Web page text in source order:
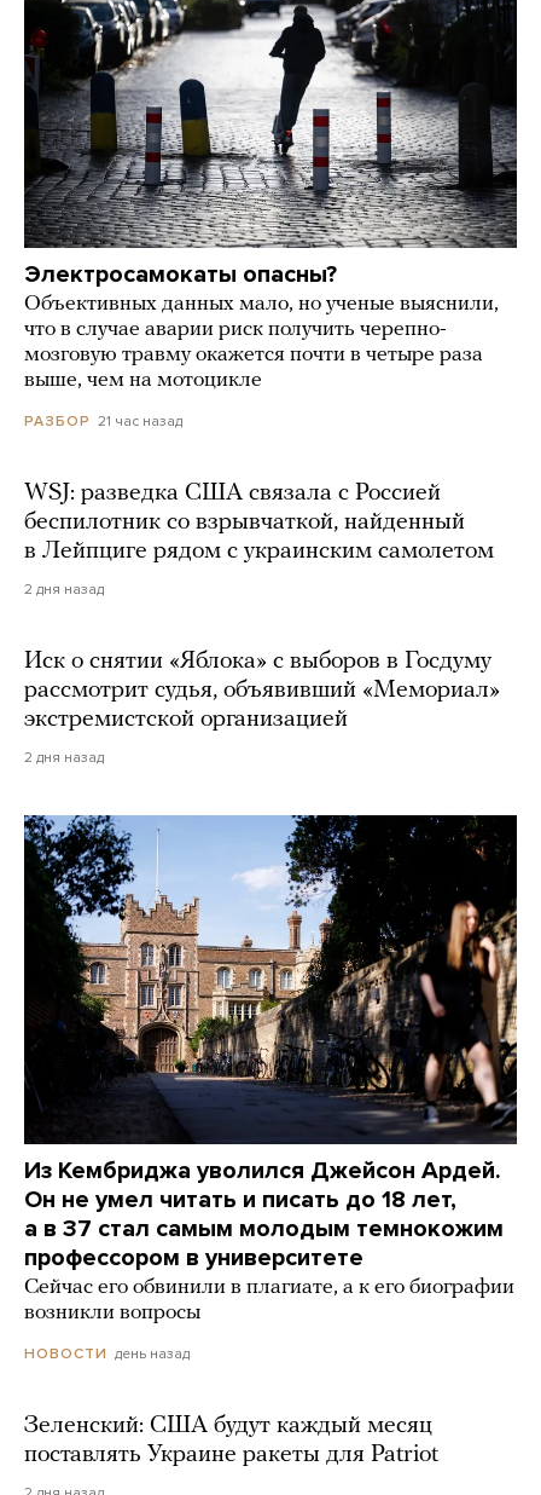
Электросамокаты опасны?
Объективных данных мало, но ученые выяснили,
что в случае аварии риск получить черепно-
мозговую травму окажется почти в четыре раза
выше, чем на мотоцикле
РАЗБОР 21 час назад
WSJ: разведка США связала с Россией
беспилотник со взрывчаткой, найденный
в Лейпциге рядом с украинским самолетом
2 дня назад
Иск о снятии «Яблока» с выборов в Госдуму
рассмотрит судья, объявивший «Мемориал»
экстремистской организацией
2 дня назад
Из Кембриджа уволился Джейсон Ардей.
Он не умел читать и писать до 18 лет,
а в 37 стал самым молодым темнокожим
профессором в университете
Сейчас его обвинили в плагиате, а к его биографии
возникли вопросы
НОВОСТИ день назад
Зеленский: США будут каждый месяц
поставлять Украине ракеты для Patriot